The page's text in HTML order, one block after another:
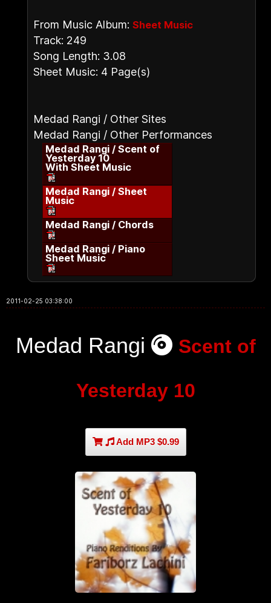
From Music Album: Sheet Music
Track: 249
Song Length: 3.08
Sheet Music: 4 Page(s)
Medad Rangi / Other Sites
Medad Rangi / Other Performances
Medad Rangi / Scent of
Yesterday 10
With Sheet Music
Medad Rangi / Sheet
Music
Medad Rangi / Chords
Medad Rangi / Piano
Sheet Music
2011-02-25 03:38:00
Medad Rangi Scent of
Yesterday 10
Add MP3 $0.99